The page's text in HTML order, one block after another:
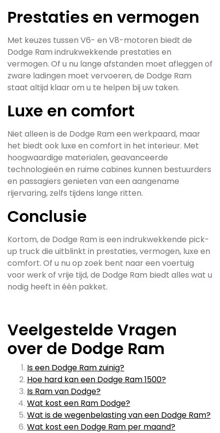
Prestaties en vermogen
Met keuzes tussen V6- en V8-motoren biedt de
Dodge Ram indrukwekkende prestaties en
vermogen. Of u nu lange afstanden moet afleggen of
zware ladingen moet vervoeren, de Dodge Ram
staat altijd klaar om u te helpen bij uw taken.
Luxe en comfort
Niet alleen is de Dodge Ram een werkpaard, maar
het biedt ook luxe en comfort in het interieur. Met
hoogwaardige materialen, geavanceerde
technologieën en ruime cabines kunnen bestuurders
en passagiers genieten van een aangename
rijervaring, zelfs tijdens lange ritten.
Conclusie
Kortom, de Dodge Ram is een indrukwekkende pick-
up truck die uitblinkt in prestaties, vermogen, luxe en
comfort. Of u nu op zoek bent naar een voertuig
voor werk of vrije tijd, de Dodge Ram biedt alles wat u
nodig heeft in één pakket.
Veelgestelde Vragen
over de Dodge Ram
Is een Dodge Ram zuinig?
Hoe hard kan een Dodge Ram 1500?
Is Ram van Dodge?
Wat kost een Ram Dodge?
Wat is de wegenbelasting van een Dodge Ram?
Wat kost een Dodge Ram per maand?